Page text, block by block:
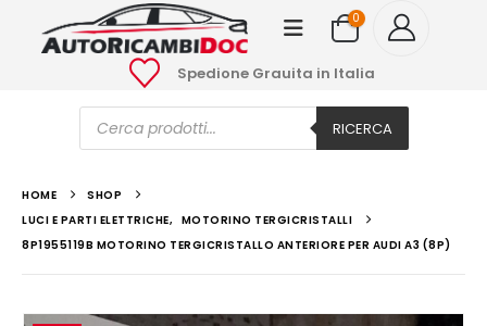
0
Spedione Grauita in Italia
Ricerca
prodotti RICERCA
HOME
SHOP
LUCI E PARTI ELETTRICHE, MOTORINO TERGICRISTALLI
8P1955119B MOTORINO TERGICRISTALLO ANTERIORE PER AUDI A3 (8P)